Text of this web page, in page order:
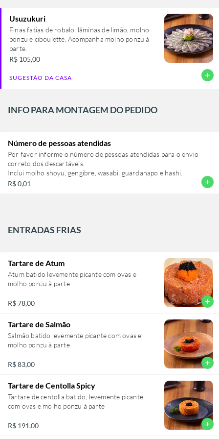
Usuzukuri
Finas fatias de robalo, lâminas de limão, molho
ponzu e ciboulette. Acompanha molho ponzu à
parte.
R$ 105,00
add
SUGESTÃO DA CASA
INFO PARA MONTAGEM DO PEDIDO
Número de pessoas atendidas
Por favor informe o número de pessoas atendidas para o envio
correto dos descartáveis.
Inclui molho shoyu, gengibre, wasabi, guardanapo e hashi.
R$ 0,01
add
ENTRADAS FRIAS
Tartare de Atum
Atum batido levemente picante com ovas e
molho ponzu à parte
R$ 78,00 add
Tartare de Salmão
Salmão batido levemente picante com ovas e
molho ponzu à parte
R$ 83,00 add
Tartare de Centolla Spicy
Tartare de centolla batido, levemente picante,
com ovas e molho ponzu à parte
R$ 191,00 add